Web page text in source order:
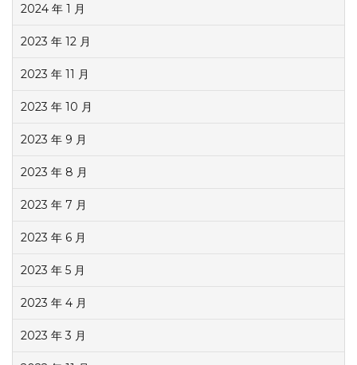
2024 年 1 月
2023 年 12 月
2023 年 11 月
2023 年 10 月
2023 年 9 月
2023 年 8 月
2023 年 7 月
2023 年 6 月
2023 年 5 月
2023 年 4 月
2023 年 3 月